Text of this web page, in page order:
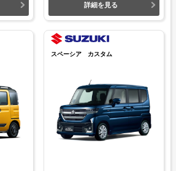
詳細を見る
スペーシア カスタム